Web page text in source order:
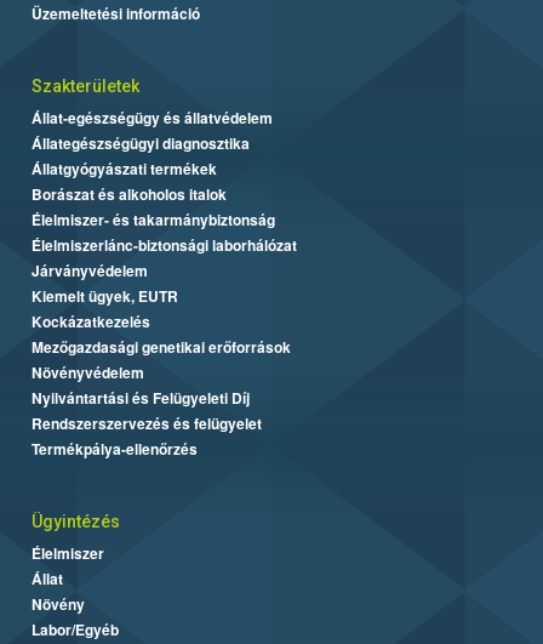
Üzemeltetési információ
Szakterületek
Állat-egészségügy és állatvédelem
Állategészségügyi diagnosztika
Állatgyógyászati termékek
Borászat és alkoholos italok
Élelmiszer- és takarmánybiztonság
Élelmiszerlánc-biztonsági laborhálózat
Járványvédelem
Kiemelt ügyek, EUTR
Kockázatkezelés
Mezőgazdasági genetikai erőforrások
Növényvédelem
Nyilvántartási és Felügyeleti Díj
Rendszerszervezés és felügyelet
Termékpálya-ellenőrzés
Ügyintézés
Élelmiszer
Állat
Növény
Labor/Egyéb